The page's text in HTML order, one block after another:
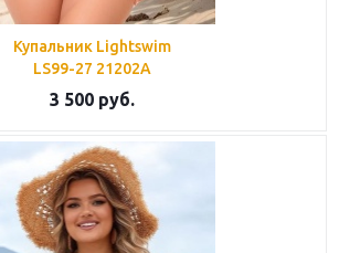
Купальник Lightswim
LS99-27 21202A
3 500руб.